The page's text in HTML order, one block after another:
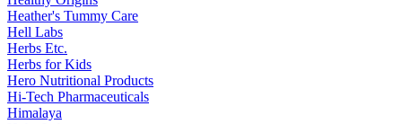
Heather's Tummy Care
Hell Labs
Herbs Etc.
Herbs for Kids
Hero Nutritional Products
Hi-Tech Pharmaceuticals
Himalaya